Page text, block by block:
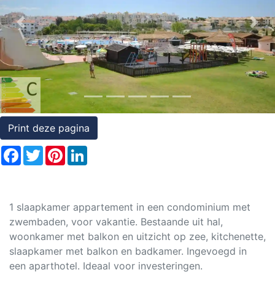
Rechten
op
onroerend
goed
Previous Next
Print deze pagina
Facebook
TwitterPinterest
1 slaapkamer appartement in een condominium met
zwembaden, voor vakantie. Bestaande uit hal,
woonkamer met balkon en uitzicht op zee, kitchenette,
slaapkamer met balkon en badkamer. Ingevoegd in
een aparthotel. Ideaal voor investeringen.